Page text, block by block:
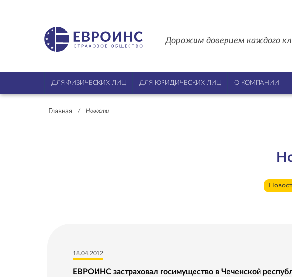
Дорожим доверием каждого
ДЛЯ ФИЗИЧЕСКИХ ЛИЦ ДЛЯ ЮРИДИЧЕСКИХ ЛИЦ О КОМПАНИИ
Главная / Новости
18.04.2012
ЕВРОИНС застраховал госимущество в Чеченской